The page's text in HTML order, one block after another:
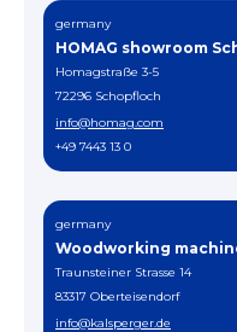
germany
HOMAG showroom
Homagstraße 3-5
72296 Schopfloch
info@homag.com
+49 7443 13 0
germany
Woodworking
Traunsteiner Strasse 14
83317 Oberteisendorf
info@kalsperger.de